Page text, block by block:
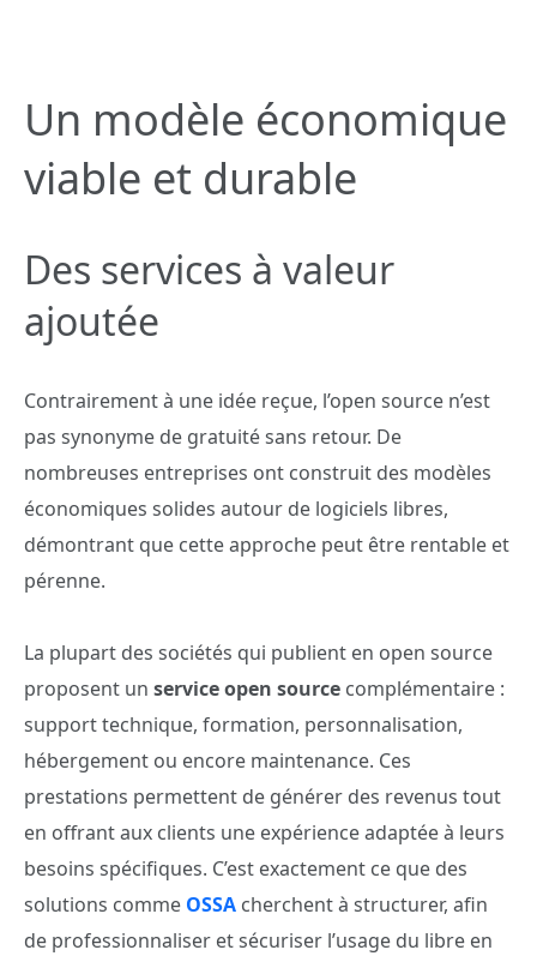
Un modèle économique
viable et durable
Des services à valeur
ajoutée
Contrairement à une idée reçue, l’open source n’est
pas synonyme de gratuité sans retour. De
nombreuses entreprises ont construit des modèles
économiques solides autour de logiciels libres,
démontrant que cette approche peut être rentable et
pérenne.
La plupart des sociétés qui publient en open source
proposent un service open source complémentaire :
support technique, formation, personnalisation,
hébergement ou encore maintenance. Ces
prestations permettent de générer des revenus tout
en offrant aux clients une expérience adaptée à leurs
besoins spécifiques. C’est exactement ce que des
solutions comme OSSA cherchent à structurer, afin
de professionnaliser et sécuriser l’usage du libre en